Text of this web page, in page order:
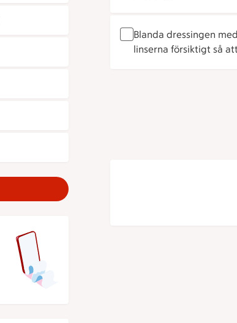
Blanda dressingen
linserna försiktigt så